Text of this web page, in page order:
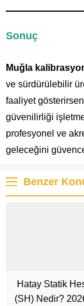
Sonuç
Muğla
ve sürdürülebilir
faaliyet
güvenilirliği
profesyonel ve
geleceğini
Benzer
Hatay Statik
(SH) Nedir?